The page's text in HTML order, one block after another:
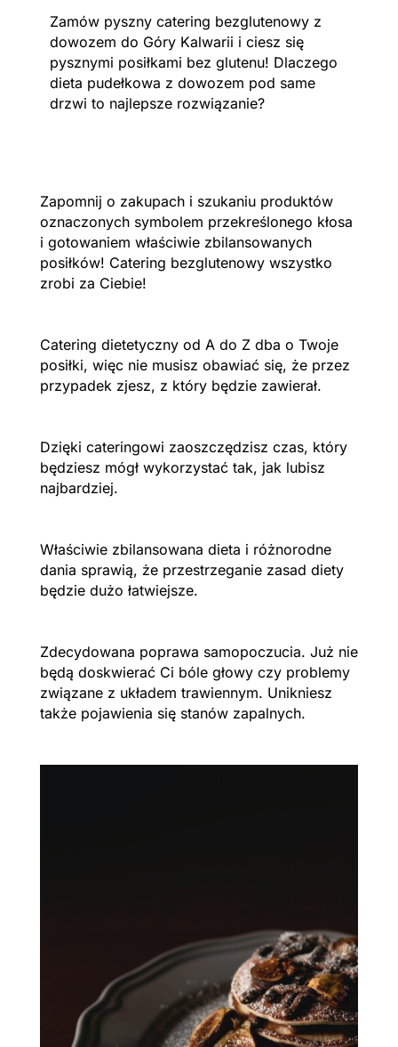
Zamów pyszny catering bezglutenowy z
dowozem do Góry Kalwarii i ciesz się
pysznymi posiłkami bez glutenu! Dlaczego
dieta pudełkowa z dowozem pod same
drzwi to najlepsze rozwiązanie?
Zapomnij o zakupach i szukaniu produktów
oznaczonych symbolem przekreślonego kłosa
i gotowaniem właściwie zbilansowanych
posiłków! Catering bezglutenowy wszystko
zrobi za Ciebie!
Catering dietetyczny od A do Z dba o Twoje
posiłki, więc nie musisz obawiać się, że przez
przypadek zjesz, z który będzie zawierał.
Dzięki cateringowi zaoszczędzisz czas, który
będziesz mógł wykorzystać tak, jak lubisz
najbardziej.
Właściwie zbilansowana dieta i różnorodne
dania sprawią, że przestrzeganie zasad diety
będzie dużo łatwiejsze.
Zdecydowana poprawa samopoczucia. Już nie
będą doskwierać Ci bóle głowy czy problemy
związane z układem trawiennym. Unikniesz
także pojawienia się stanów zapalnych.